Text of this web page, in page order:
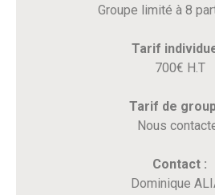
Groupe limité à 8
Tarif
700€ H.T
Tarif de
Nous
Contact :
Dominique